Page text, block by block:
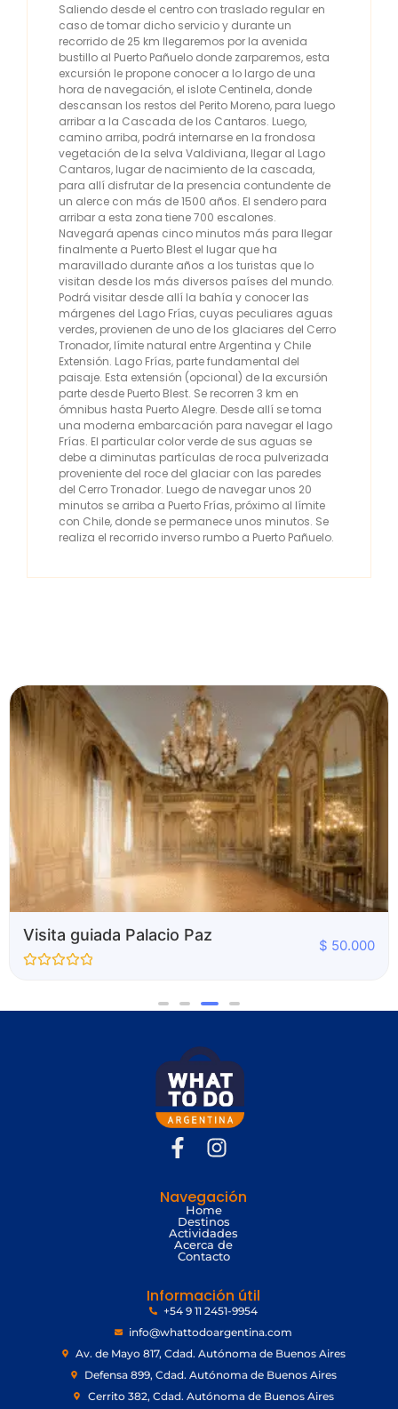
Saliendo desde el centro con traslado regular en
caso de tomar dicho servicio y durante un
recorrido de 25 km llegaremos por la avenida
bustillo al Puerto Pañuelo donde zarparemos, esta
excursión le propone conocer a lo largo de una
hora de navegación, el islote Centinela, donde
descansan los restos del Perito Moreno, para luego
arribar a la Cascada de los Cantaros. Luego,
camino arriba, podrá internarse en la frondosa
vegetación de la selva Valdiviana, llegar al Lago
Cantaros, lugar de nacimiento de la cascada,
para allí disfrutar de la presencia contundente de
un alerce con más de 1500 años. El sendero para
arribar a esta zona tiene 700 escalones.
Navegará apenas cinco minutos más para llegar
finalmente a Puerto Blest el lugar que ha
maravillado durante años a los turistas que lo
visitan desde los más diversos países del mundo.
Podrá visitar desde allí la bahía y conocer las
márgenes del Lago Frías, cuyas peculiares aguas
verdes, provienen de uno de los glaciares del Cerro
Tronador, límite natural entre Argentina y Chile
Extensión. Lago Frías, parte fundamental del
paisaje. Esta extensión (opcional) de la excursión
parte desde Puerto Blest. Se recorren 3 km en
ómnibus hasta Puerto Alegre. Desde allí se toma
una moderna embarcación para navegar el lago
Frías. El particular color verde de sus aguas se
debe a diminutas partículas de roca pulverizada
proveniente del roce del glaciar con las paredes
del Cerro Tronador. Luego de navegar unos 20
minutos se arriba a Puerto Frías, próximo al límite
con Chile, donde se permanece unos minutos. Se
realiza el recorrido inverso rumbo a Puerto Pañuelo.
Visita guiada Palacio Paz
$ 50.000
Navegación
Home
Destinos
Actividades
Acerca de
Contacto
Información útil
+54 9 11 2451-9954
info@whattodoargentina.com
Av. de Mayo 817, Cdad. Autónoma de Buenos Aires
Defensa 899, Cdad. Autónoma de Buenos Aires
Cerrito 382, Cdad. Autónoma de Buenos Aires